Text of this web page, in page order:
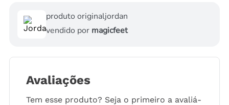
produto originaljordan
vendido por magicfeet
Avaliações
Tem esse produto? Seja o primeiro a avaliá-